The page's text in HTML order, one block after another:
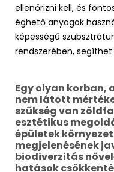
ellenőrizni kell, és
éghető anyagok
képességű
rendszerében,
Egy olyan korban,
nem látott
szükség van
esztétikus
épületek
megjelenésének
biodiverzitás
hatások